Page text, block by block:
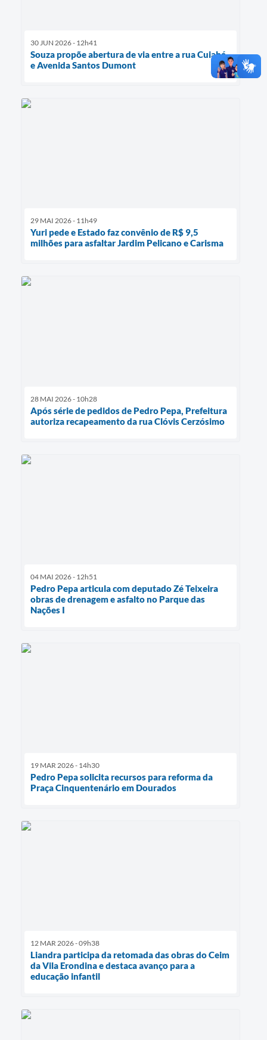
30 JUN 2026 - 12h41
Souza propõe abertura de via entre a rua Cuiabá
e Avenida Santos Dumont
29 MAI 2026 - 11h49
Yuri pede e Estado faz convênio de R$ 9,5
milhões para asfaltar Jardim Pelicano e Carisma
28 MAI 2026 - 10h28
Após série de pedidos de Pedro Pepa, Prefeitura
autoriza recapeamento da rua Clóvis Cerzósimo
04 MAI 2026 - 12h51
Pedro Pepa articula com deputado Zé Teixeira
obras de drenagem e asfalto no Parque das
Nações I
19 MAR 2026 - 14h30
Pedro Pepa solicita recursos para reforma da
Praça Cinquentenário em Dourados
12 MAR 2026 - 09h38
Liandra participa da retomada das obras do Ceim
da Vila Erondina e destaca avanço para a
educação infantil